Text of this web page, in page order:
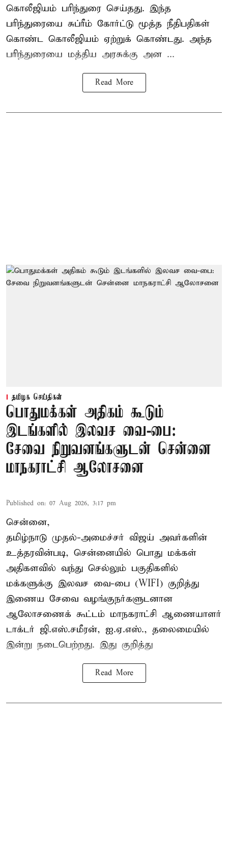
கொலீஜியம் பரிந்துரை செய்தது. இந்த
பரிந்துரையை சுப்ரீம் கோர்ட்டு மூத்த நீதிபதிகள்
கொண்ட கொலீஜியம் ஏற்றுக் கொண்டது. அந்த
பரிந்துரையை மத்திய அரசுக்கு அன ...
Read More
தமிழக செய்திகள்
பொதுமக்கள் அதிகம் கூடும்
இடங்களில் இலவச வை-பை:
சேவை நிறுவனங்களுடன் சென்னை
மாநகராட்சி ஆலோசனை
Published on: 07 Aug 2026, 3:17 pm
சென்னை,
தமிழ்நாடு முதல்-அமைச்சர் விஜய் அவர்களின்
உத்தரவின்படி, சென்னையில் பொது மக்கள்
அதிகளவில் வந்து செல்லும் பகுதிகளில்
மக்களுக்கு இலவச வை-பை (WIFI) குறித்து
இணைய சேவை வழங்குநர்களுடனான
ஆலோசணைக் கூட்டம் மாநகராட்சி ஆணையாளர்
டாக்டர் ஜி.எஸ்.சமீரன், ஐ.ஏ.எஸ்., தலைமையில்
இன்று நடைபெற்றது. இது குறித்து
Read More